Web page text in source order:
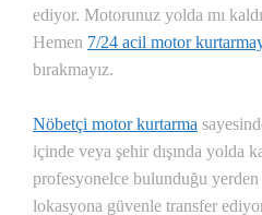
ediyor. Motorunuz yolda mı
Hemen 7/24 acil motor
bırakmayız.
Nöbetçi motor kurtarma
içinde veya şehir dışında yolda
profesyonelce bulunduğu
lokasyona güvenle transfer